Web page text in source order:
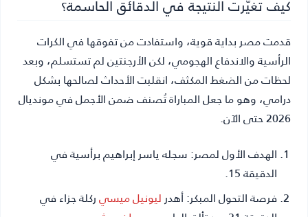
كيف تغيّرت النتيجة في الدقائق الحاسمة؟
قدمت مصر بداية قوية، واستفادت من تفوقها في الكرات
الرأسية والاندفاع الهجومي، لكن الأرجنتين لم تستسلم، وبعد
لحظات من الضغط المكثف، انقلبت الأحداث لصالحها بشكل
درامي، وهو ما جعل المباراة تُصنف ضمن الأجمل في مونديال
2026 حتى الآن.
الهدف الأول لمصر:سجله ياسر إبراهيم برأسية في
الدقيقة 15.
فرصة التحول المبكر:أهدرليونيل ميسيركلة جزاء في